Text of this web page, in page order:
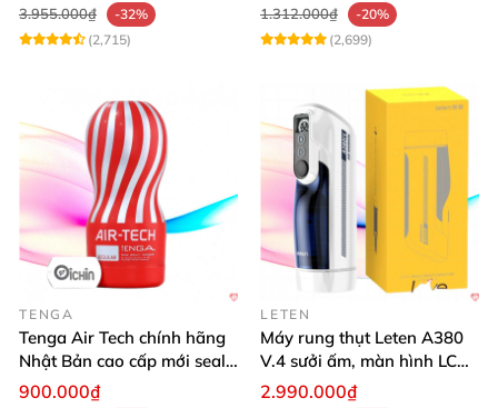
3.955.000₫
-32%
(2,715)
1.312.000₫
-20%
(2,699)
TENGA
Tenga Air Tech chính hãng
Nhật Bản cao cấp mới seal
giá tốt
900.000₫
LETEN
Máy rung thụt Leten A380
V.4 sưởi ấm, màn hình LCD,
cực đã
2.990.000₫